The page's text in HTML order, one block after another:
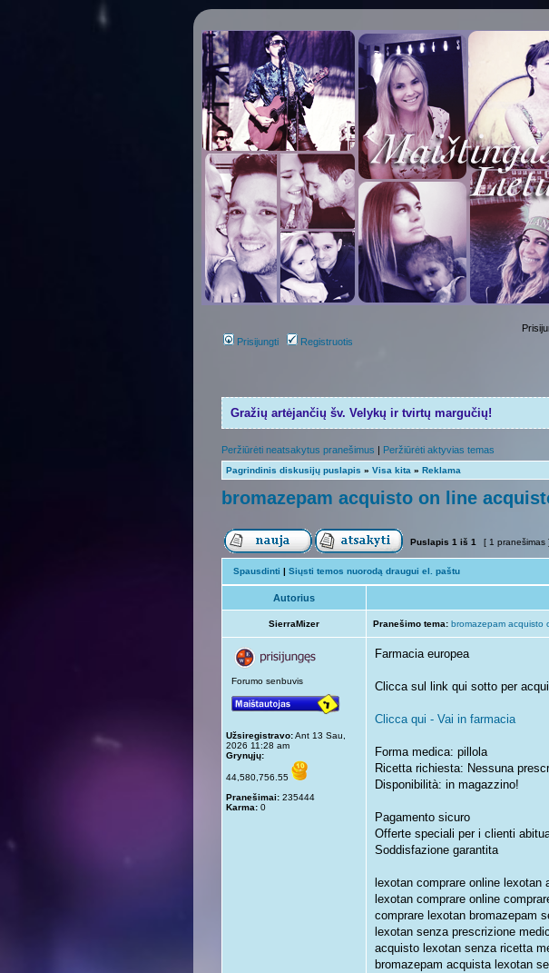
Prisijungti Registruotis
Gražių artėjančių šv. Velykų ir tvirtų margučių!
Peržiūrėti neatsakytus pranešimus | Peržiūrėti aktyvias temas
Pagrindinis diskusijų puslapis » Visa kita » Reklama
bromazepam acquisto on line
Puslapis 1 iš 1 [ 1 pranešimas ]
Spausdinti | Siųsti temos nuorodą draugui el. paštu
Autorius
SierraMizer Pranešimo tema: bromazepam acquisto
Forumo senbuvis
Užsiregistravo:Ant 13 Sau,
2026 11:28 am
Grynųjų:
44,580,756.55
Pranešimai: 235444
Karma: 0
Farmacia europea
Clicca sul link qui sotto per
Clicca qui - Vai in farmacia
Forma medica: pillola
Ricetta richiesta: Nessuna
Disponibilità: in magazzino!
Pagamento sicuro
Offerte speciali per i clienti
Soddisfazione garantita
lexotan comprare online lexotan
lexotan comprare online
comprare lexotan bromazepam
lexotan senza prescrizione
acquisto lexotan senza ricetta
bromazepam acquista lexotan